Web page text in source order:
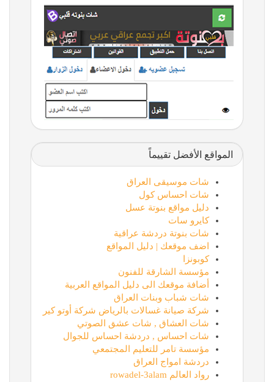
المواقع الأفضل تقييماً
شات موسيقى العراق
شات احساس كول
دليل مواقع بنوتة عسل
كايرو سات
شات بنوتة دردشة عراقية
اضف موقعك | دليل المواقع
كوبونزا
مؤسسة الشارقة للفنون
أضافة موقعك الى دليل المواقع العربية
شات شباب وبنات العراق
شركة صيانة غسالات بالرياض شركة أوتو كير
شات العشاق , شات عشق الصوتي
شات احساس , دردشة احساس للجوال
مؤسسة تامر للتعليم المجتمعي
دردشة امواج العراق
رواد العالم rowadel-3alam